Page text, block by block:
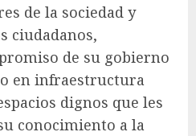
de la sociedad y
ciudadanos,
de su gobierno
en infraestructura
dignos que les
conocimiento a la